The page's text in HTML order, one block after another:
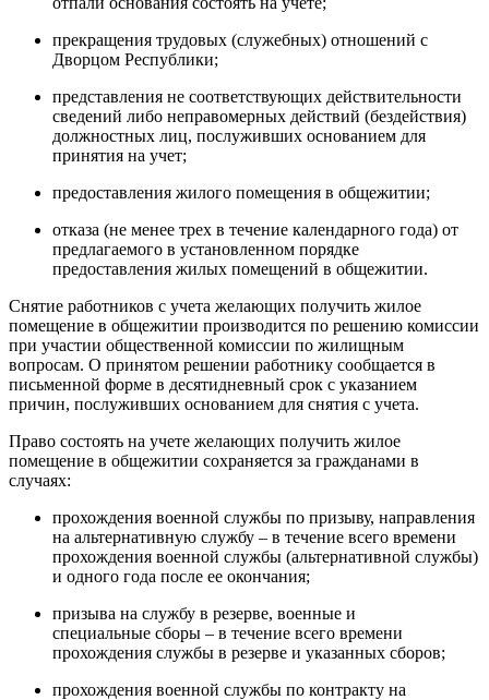
прекращения трудовых (служебных) отношений с
Дворцом Республики;
представления не соответствующих действительности
сведений либо неправомерных действий (бездействия)
должностных лиц, послуживших основанием для
принятия на учет;
предоставления жилого помещения в общежитии;
отказа (не менее трех в течение календарного года) от
предлагаемого в установленном порядке
предоставления жилых помещений в общежитии.
Снятие работников с учета желающих получить жилое
помещение в общежитии производится по решению комиссии
при участии общественной комиссии по жилищным
вопросам. О принятом решении работнику сообщается в
письменной форме в десятидневный срок с указанием
причин, послуживших основанием для снятия с учета.
Право состоять на учете желающих получить жилое
помещение в общежитии сохраняется за гражданами в
случаях:
прохождения военной службы по призыву, направления
на альтернативную службу – в течение всего времени
прохождения военной службы (альтернативной службы)
и одного года после ее окончания;
призыва на службу в резерве, военные и
специальные сборы – в течение всего времени
прохождения службы в резерве и указанных сборов;
прохождения военной службы по контракту на